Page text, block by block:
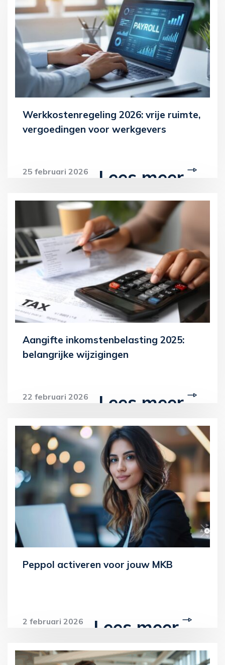
Werkkostenregeling 2026: vrije ruimte,
vergoedingen voor werkgevers
25 februari 2026 Lees meer
Aangifte inkomstenbelasting 2025:
belangrijke wijzigingen
22 februari 2026 Lees meer
Peppol activeren voor jouw MKB
2 februari 2026 Lees meer